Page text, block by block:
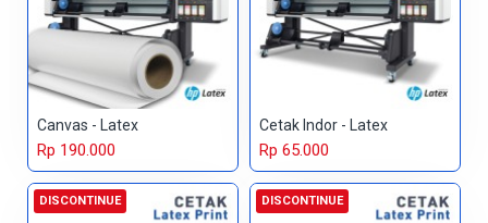
Canvas - Latex
Rp 190.000
Cetak Indor - Latex
Rp 65.000
DISCONTINUE DISCONTINUE